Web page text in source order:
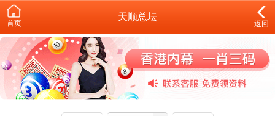
首页
天顺总坛
返回